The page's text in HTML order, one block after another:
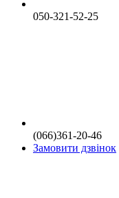
050-321-52-25
(066)361-20-46
Замовити дзвінок